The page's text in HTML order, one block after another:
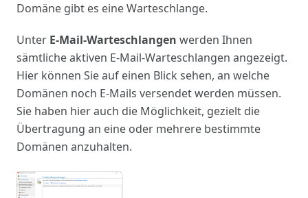
Domäne gibt es eine Warteschlange.
Unter E-Mail-Warteschlangen werden Ihnen
sämtliche aktiven E-Mail-Warteschlangen angezeigt.
Hier können Sie auf einen Blick sehen, an welche
Domänen noch E-Mails versendet werden müssen.
Sie haben hier auch die Möglichkeit, gezielt die
Übertragung an eine oder mehrere bestimmte
Domänen anzuhalten.